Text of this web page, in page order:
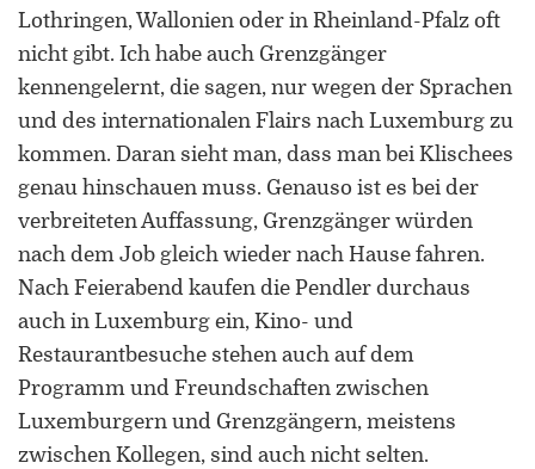
Lothringen, Wallonien oder in Rheinland-Pfalz oft
nicht gibt. Ich habe auch Grenzgänger
kennengelernt, die sagen, nur wegen der Sprachen
und des internationalen Flairs nach Luxemburg zu
kommen. Daran sieht man, dass man bei Klischees
genau hinschauen muss. Genauso ist es bei der
verbreiteten Auffassung, Grenzgänger würden
nach dem Job gleich wieder nach Hause fahren.
Nach Feierabend kaufen die Pendler durchaus
auch in Luxemburg ein, Kino- und
Restaurantbesuche stehen auch auf dem
Programm und Freundschaften zwischen
Luxemburgern und Grenzgängern, meistens
zwischen Kollegen, sind auch nicht selten.